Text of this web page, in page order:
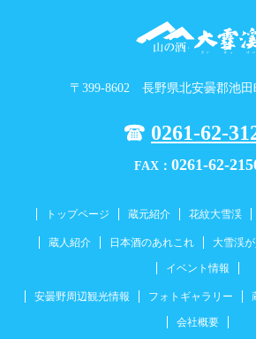
〒399-8602 長野県北安曇郡池田
0261-62-
FAX： 0261-62-
トップページ 蔵元紹介 花紋大雪渓
蔵人紹介 日本酒のあれこれ 大雪渓
イベント情報
安曇野周辺観光情報 フォトギャラリー
会社概要